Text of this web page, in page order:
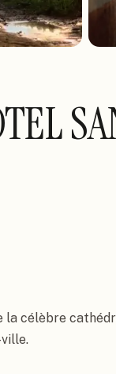
la célèbre